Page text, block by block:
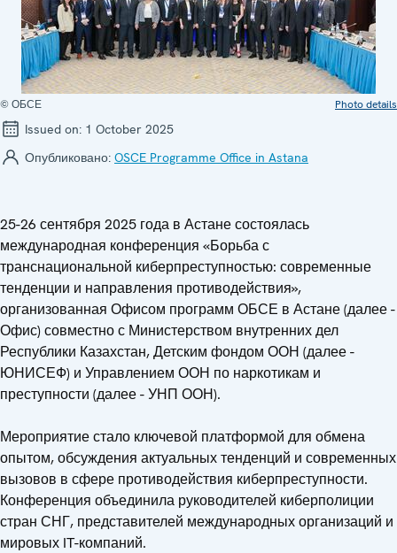
© ОБСЕ Photo details
Issued on: 1 October 2025
Опубликовано: OSCE Programme Office in Astana
25-26 сентября 2025 года в Астане состоялась
международная конференция «Борьба с
транснациональной киберпреступностью: современные
тенденции и направления противодействия»,
организованная Офисом программ ОБСЕ в Астане (далее -
Офис) совместно с Министерством внутренних дел
Республики Казахстан, Детским фондом ООН (далее -
ЮНИСЕФ) и Управлением ООН по наркотикам и
преступности (далее - УНП ООН).
Мероприятие стало ключевой платформой для обмена
опытом, обсуждения актуальных тенденций и современных
вызовов в сфере противодействия киберпреступности.
Конференция объединила руководителей киберполиции
стран СНГ, представителей международных организаций и
мировых IT-компаний.